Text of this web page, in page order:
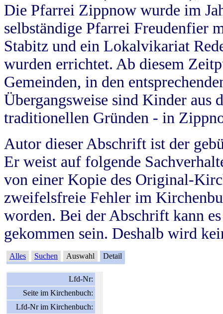
Die Pfarrei Zippnow wurde im
selbständige Pfarrei Freudenfier
Stabitz und ein Lokalvikariat
wurden errichtet. Ab diesem
Gemeinden, in den
Übergangsweise sind Kinder aus
traditionellen Gründen - in
Autor dieser Abschrift ist der
Er weist auf folgende
von einer Kopie des Original-
zweifelsfreie Fehler im
worden. Bei der Abschrift kann
gekommen sein. Deshalb wird
Alles Suchen Auswahl Detail
Lfd-Nr:
Seite im Kirchenbuch:
Lfd-Nr im Kirchenbuch: